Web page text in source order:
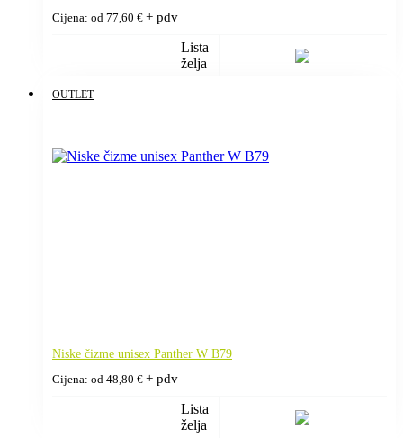
Cijena: od 77,60 € + pdv
Lista
želja
OUTLET
Niske čizme unisex Panther W B79
Cijena: od 48,80 € + pdv
Lista
želja